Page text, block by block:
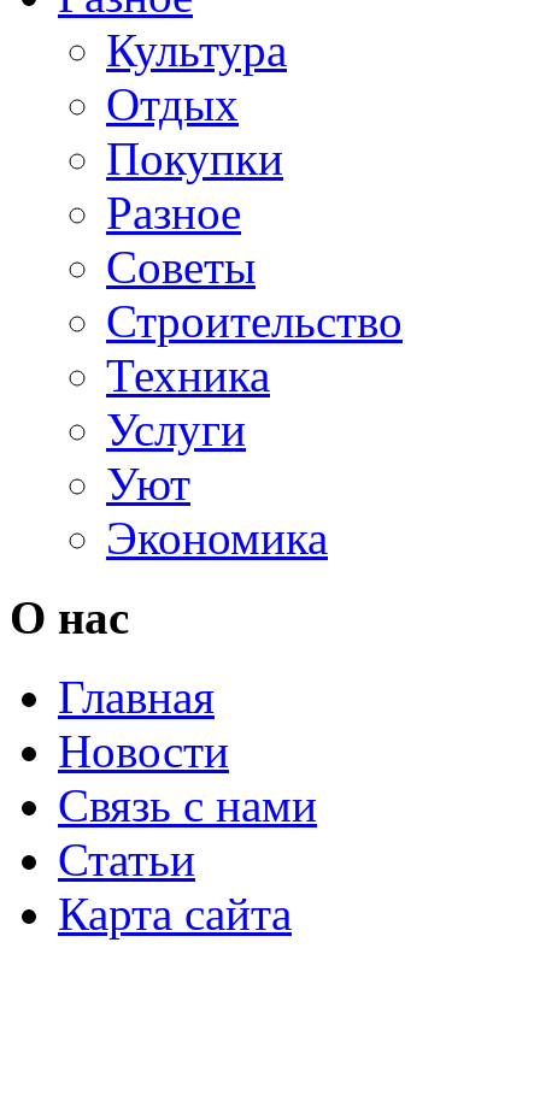
Культура
Отдых
Покупки
Разное
Советы
Строительство
Техника
Услуги
Уют
Экономика
О нас
Главная
Новости
Связь с нами
Статьи
Карта сайта